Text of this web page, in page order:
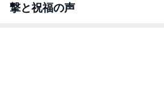
撃と祝福の声